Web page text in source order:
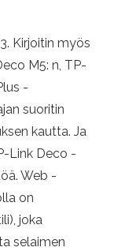
Kirjoitin myös
M5: n, TP-
-
suoritin
kautta. Ja
Link Deco -
Web -
on
joka
selaimen